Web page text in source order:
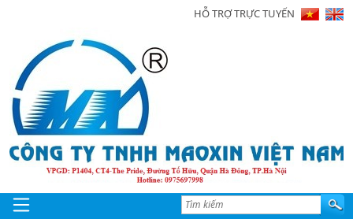
HỖ TRỢ TRỰC TUYẾN
Giới
thiệu
Sản